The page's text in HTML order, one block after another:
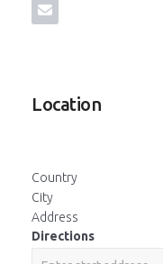
Location
Country
City
Address
Directions